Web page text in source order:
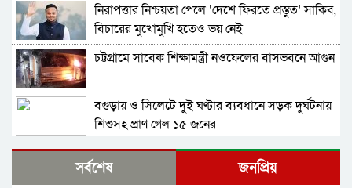
নিরাপত্তার নিশ্চয়তা পেলে ‘দেশে ফিরতে প্রস্তুত’ সাকিব,
বিচারের মুখোমুখি হতেও ভয় নেই
চট্টগ্রামে সাবেক শিক্ষামন্ত্রী নওফেলের বাসভবনে আগুন
বগুড়ায় ও সিলেটে দুই ঘণ্টার ব্যবধানে সড়ক দুর্ঘটনায়
শিশুসহ প্রাণ গেল ১৫ জনের
ঢাকায় বাসভবনে অগ্নিকাণ্ড, স্ত্রীসহ হাসপাতালে ভর্তি
পাকিস্তান হাইকমিশনার
সর্বশেষ জনপ্রিয়